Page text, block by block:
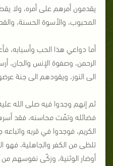
يقدمون أمرهم على أمره، ولا
المحبوب، والأسوة الحسنة،
أما دواعي هذا الحب وأسبابه،
الرحمن، وصفوة الإنس والجان،
الى النور، ويقودهم الى جنة
ثم إنهم وجدوا فيه صلى الله
فضائله وتمّت محاسنه، فقد
الكريم، فوجدوا في قربه واتباعه
تلظى من الكفر والجاهلية، فهو
أوضار الوثنية، وزكّى نفوسهم